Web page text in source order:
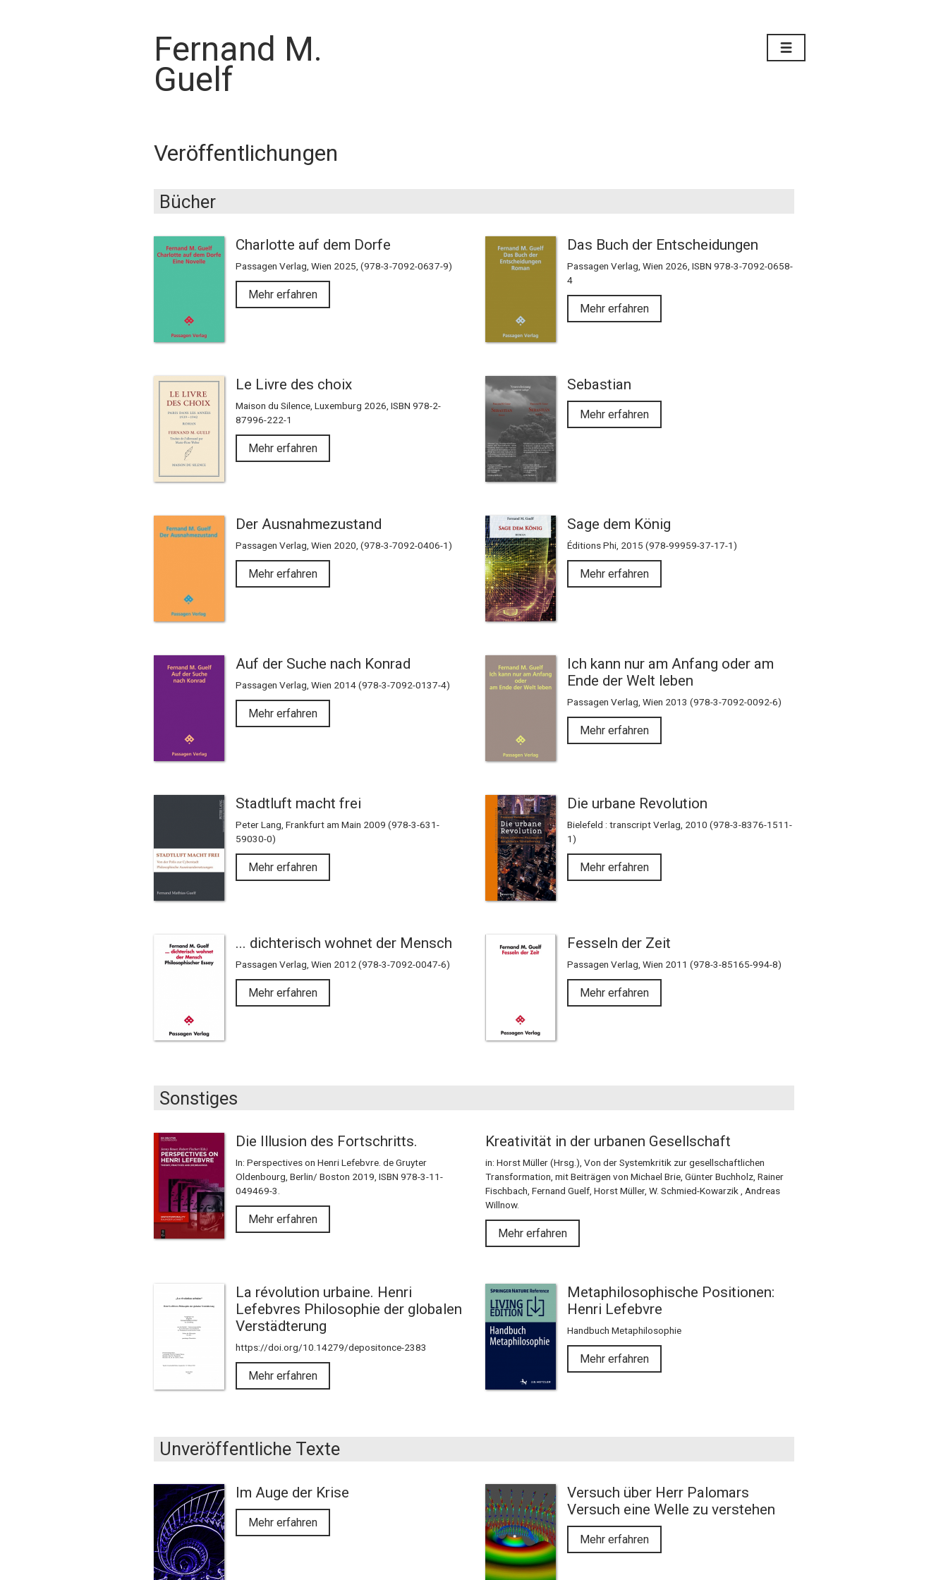
Fernand M.
Guelf
Veröffentlichungen
Bücher
Charlotte auf dem Dorfe
Passagen Verlag, Wien 2025, (978-3-7092-0637-9)
Mehr erfahren
Das Buch der Entscheidungen
Passagen Verlag, Wien 2026, ISBN 978-3-7092-0658-
4
Mehr erfahren
Le Livre des choix
Maison du Silence, Luxemburg 2026, ISBN 978-2-
87996-222-1
Mehr erfahren
Sebastian
Mehr erfahren
Der Ausnahmezustand
Passagen Verlag, Wien 2020, (978-3-7092-0406-1)
Mehr erfahren
Sage dem König
Éditions Phi, 2015 (978-99959-37-17-1)
Mehr erfahren
Auf der Suche nach Konrad
Passagen Verlag, Wien 2014 (978-3-7092-0137-4)
Mehr erfahren
Ich kann nur am Anfang oder am
Ende der Welt leben
Passagen Verlag, Wien 2013 (978-3-7092-0092-6)
Mehr erfahren
Stadtluft macht frei
Peter Lang, Frankfurt am Main 2009 (978-3-631-
59030-0)
Mehr erfahren
Die urbane Revolution
Bielefeld : transcript Verlag, 2010 (978-3-8376-1511-
1)
Mehr erfahren
... dichterisch wohnet der Mensch
Passagen Verlag, Wien 2012 (978-3-7092-0047-6)
Mehr erfahren
Fesseln der Zeit
Passagen Verlag, Wien 2011 (978-3-85165-994-8)
Mehr erfahren
Sonstiges
Die Illusion des Fortschritts.
In: Perspectives on Henri Lefebvre. de Gruyter
Oldenbourg, Berlin/ Boston 2019, ISBN 978-3-11-
049469-3.
Mehr erfahren
Kreativität in der urbanen Gesellschaft
in: Horst Müller (Hrsg.), Von der Systemkritik zur gesellschaftlichen
Transformation, mit Beiträgen von Michael Brie, Günter Buchholz, Rainer
Fischbach, Fernand Guelf, Horst Müller, W. Schmied-Kowarzik , Andreas
Willnow.
Mehr erfahren
La révolution urbaine. Henri
Lefebvres Philosophie der globalen
Verstädterung
https://doi.org/10.14279/depositonce-2383
Mehr erfahren
Metaphilosophische Positionen:
Henri Lefebvre
Handbuch Metaphilosophie
Mehr erfahren
Unveröffentliche Texte
Im Auge der Krise
Mehr erfahren
Versuch über Herr Palomars
Versuch eine Welle zu verstehen
Mehr erfahren